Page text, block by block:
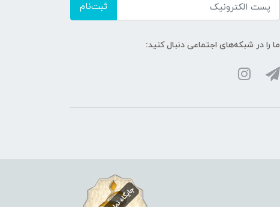
ثبت‌نام
ما را در شبکه‌های اجتماعی دنبال کنید: